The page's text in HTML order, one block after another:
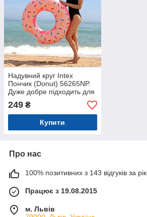
Надувний круг Intex
Пончик (Donut) 56265NP.
Дуже добре підходить для
відпочинку на морі, в
басейні
249 ₴
Купити
Про нас
100% позитивних з 143 відгуків за рік
Працює з 19.08.2015
м. Львів